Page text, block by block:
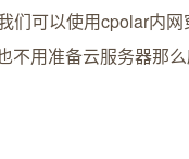
们可以使用cpolar内
不用准备云服务器那